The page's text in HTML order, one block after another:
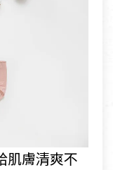
肌膚清爽不